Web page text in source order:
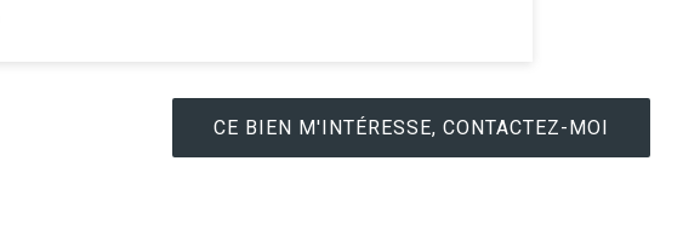
CE BIEN M'INTÉRESSE, CONTACTEZ-MOI